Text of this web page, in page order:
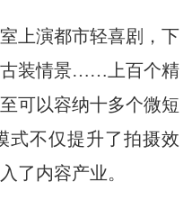
演都市轻喜剧，下
古装情景……上百个精
可以容纳十多个微短
式不仅提升了拍摄效
了内容产业。